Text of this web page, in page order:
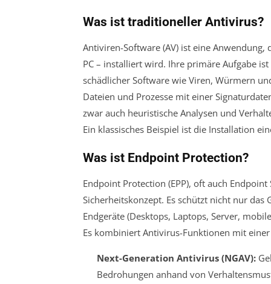
Was ist traditioneller Antivirus?
Antiviren-Software (AV) ist eine
PC – installiert wird. Ihre primäre Aufgabe
schädlicher Software wie Viren, Würmern
Dateien und Prozesse mit einer
zwar auch heuristische Analysen und
Ein klassisches Beispiel ist die Installation
Was ist Endpoint Protection?
Endpoint Protection (EPP), oft auch
Sicherheitskonzept. Es schützt nicht nur
Endgeräte (Desktops, Laptops, Server,
Es kombiniert Antivirus-Funktionen mit
Next-Generation Antivirus (NGAV):
Bedrohungen anhand von